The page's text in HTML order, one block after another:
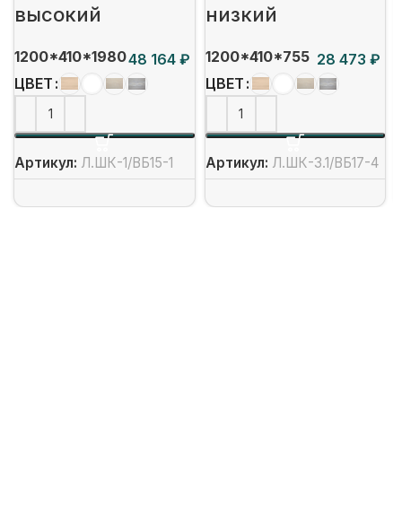
высокий
1200*410*1980
₽
ЦВЕТ
Артикул: Л.ШК-1/ВБ15-1
низкий
1200*410*755
₽
ЦВЕТ
Артикул: Л.ШК-3.1/ВБ17-4